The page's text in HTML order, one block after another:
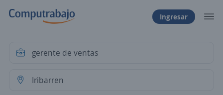
Ingresar